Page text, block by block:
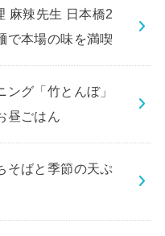
麻辣先生 日本橋2
で本場の味を満喫
グ「竹とんぼ」
昼ごはん
そばと季節の天ぷ